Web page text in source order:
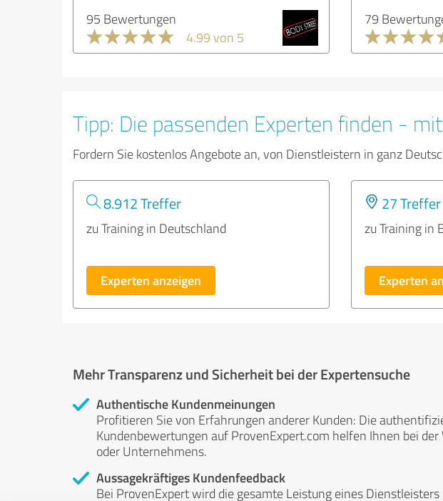
95 Bewertungen
4.99 von 5
79
Tipp: Die passenden Experten finden -
Fordern Sie kostenlos Angebote an, von Dienstleistern in ganz
8.912 Treffer
zu Training in Deutschland
Experten anzeigen
27 Treffer
zu Training in
Experten
Mehr Transparenz und Sicherheit bei der Expertensuche
Authentische Kundenmeinungen
Profitieren Sie von Erfahrungen anderer Kunden: Die
Kundenbewertungen auf ProvenExpert.com helfen Ihnen bei
oder Unternehmens.
Aussagekräftiges Kundenfeedback
Bei ProvenExpert wird die gesamte Leistung eines